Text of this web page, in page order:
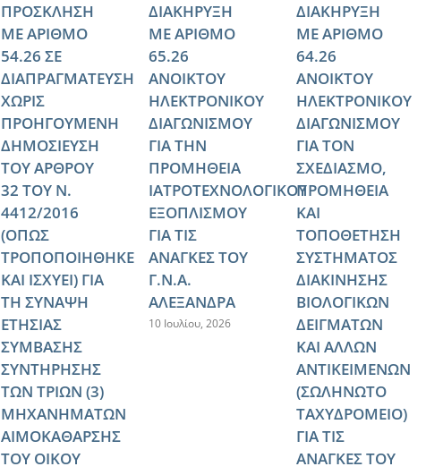
ΠΡΟΣΚΛΗΣΗ
ΜΕ ΑΡΙΘΜΟ
54.26 ΣΕ
ΔΙΑΠΡΑΓΜΑΤΕΥΣΗ
ΧΩΡΙΣ
ΠΡΟΗΓΟΥΜΕΝΗ
ΔΗΜΟΣΙΕΥΣΗ
ΤΟΥ ΑΡΘΡΟΥ
32 ΤΟΥ Ν.
4412/2016
(ΟΠΩΣ
ΤΡΟΠΟΠΟΙΗΘΗΚΕ
ΚΑΙ ΙΣΧΥΕΙ) ΓΙΑ
ΤΗ ΣΥΝΑΨΗ
ΕΤΗΣΙΑΣ
ΣΥΜΒΑΣΗΣ
ΣΥΝΤΗΡΗΣΗΣ
ΤΩΝ ΤΡΙΩΝ (3)
ΜΗΧΑΝΗΜΑΤΩΝ
ΑΙΜΟΚΑΘΑΡΣΗΣ
ΤΟΥ ΟΙΚΟΥ
ΔΙΑΚΗΡΥΞΗ
ΜΕ ΑΡΙΘΜΟ
65.26
ΑΝΟΙΚΤΟΥ
ΗΛΕΚΤΡΟΝΙΚΟΥ
ΔΙΑΓΩΝΙΣΜΟΥ
ΓΙΑ ΤΗΝ
ΠΡΟΜΗΘΕΙΑ
ΙΑΤΡΟΤΕΧΝΟΛΟΓΙΚΟΥ
ΕΞΟΠΛΙΣΜΟΥ
ΓΙΑ ΤΙΣ
ΑΝΑΓΚΕΣ ΤΟΥ
Γ.Ν.Α.
ΑΛΕΞΑΝΔΡΑ
10 Ιουλίου, 2026
ΔΙΑΚΗΡΥΞΗ
ΜΕ ΑΡΙΘΜΟ
64.26
ΑΝΟΙΚΤΟΥ
ΗΛΕΚΤΡΟΝΙΚΟΥ
ΔΙΑΓΩΝΙΣΜΟΥ
ΓΙΑ ΤΟΝ
ΣΧΕΔΙΑΣΜΟ,
ΠΡΟΜΗΘΕΙΑ
ΚΑΙ
ΤΟΠΟΘΕΤΗΣΗ
ΣΥΣΤΗΜΑΤΟΣ
ΔΙΑΚΙΝΗΣΗΣ
ΒΙΟΛΟΓΙΚΩΝ
ΔΕΙΓΜΑΤΩΝ
ΚΑΙ ΑΛΛΩΝ
ΑΝΤΙΚΕΙΜΕΝΩΝ
(ΣΩΛΗΝΩΤΟ
ΤΑΧΥΔΡΟΜΕΙΟ)
ΓΙΑ ΤΙΣ
ΑΝΑΓΚΕΣ ΤΟΥ